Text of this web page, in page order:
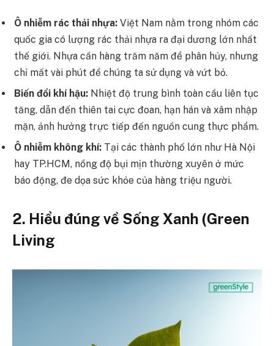
Ô nhiễm rác thải nhựa: Việt Nam nằm trong nhóm các
quốc gia có lượng rác thải nhựa ra đại dương lớn nhất
thế giới. Nhựa cần hàng trăm năm để phân hủy, nhưng
chỉ mất vài phút để chúng ta sử dụng và vứt bỏ.
Biến đổi khí hậu: Nhiệt độ trung bình toàn cầu liên tục
tăng, dẫn đến thiên tai cực đoan, hạn hán và xâm nhập
mặn, ảnh hưởng trực tiếp đến nguồn cung thực phẩm.
Ô nhiễm không khí: Tại các thành phố lớn như Hà Nội
hay TP.HCM, nồng độ bụi mịn thường xuyên ở mức
báo động, đe dọa sức khỏe của hàng triệu người.
2. Hiểu đúng về Sống Xanh (Green
Living